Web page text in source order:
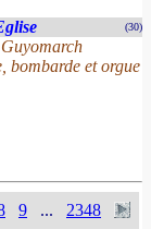
(30)
bombarde et orgue
9 ... 2348